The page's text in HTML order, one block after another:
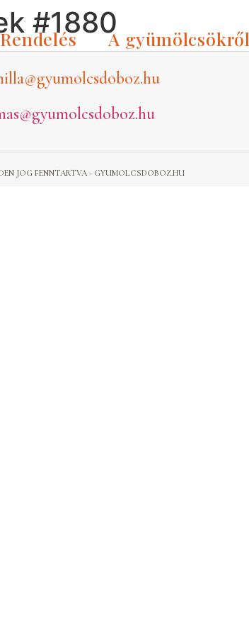
Rendelés A gyümölcsökről
#1880
JOG FENNTARTVA - GYUMOLCSDOBOZ.HU